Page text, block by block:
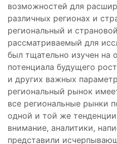
возможностей для
различных регионах и
региональный и
рассматриваемый для
был тщательно изучен на
потенциала будущего
и других важных
региональный рынок
все региональные рынки
одной и той же
внимание, аналитики,
представили